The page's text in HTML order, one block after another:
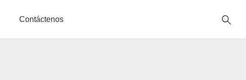
Contáctenos